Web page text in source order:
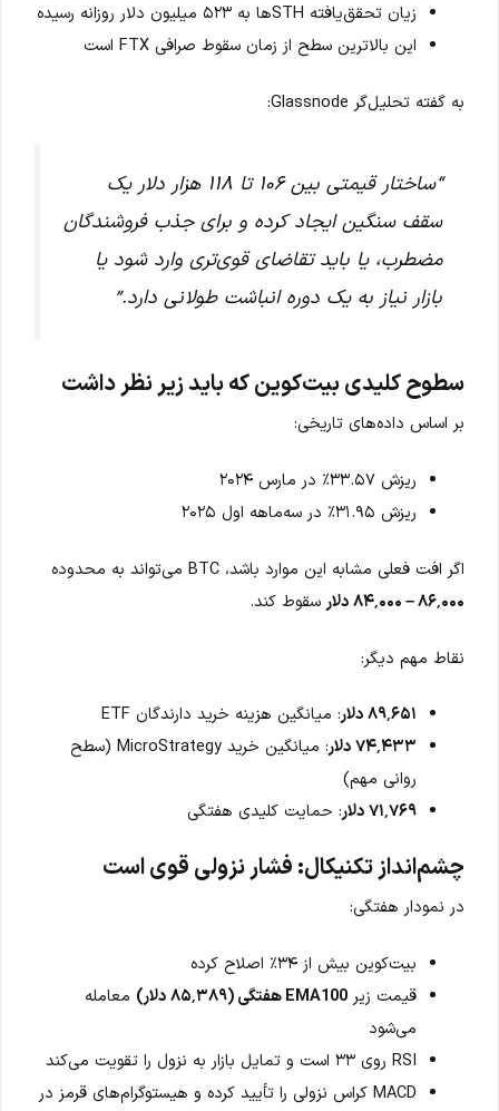
زیان تحقق‌یافته STHها به ۵۲۳ میلیون دلار روزانه رسیده
این بالاترین سطح از زمان سقوط صرافی FTX است
به گفته تحلیل‌گر Glassnode:
“ساختار قیمتی بین ۱۰۶ تا ۱۱۸ هزار دلار یک
سقف سنگین ایجاد کرده و برای جذب فروشندگان
مضطرب، یا باید تقاضای قوی‌تری وارد شود یا
بازار نیاز به یک دوره انباشت طولانی دارد.”
سطوح کلیدی بیت‌کوین که باید زیر نظر داشت
بر اساس داده‌های تاریخی:
ریزش ۳۳.۵۷٪ در مارس ۲۰۲۴
ریزش ۳۱.۹۵٪ در سه‌ماهه اول ۲۰۲۵
اگر افت فعلی مشابه این موارد باشد، BTC می‌تواند به محدوده
۸۶٬۰۰۰ – ۸۴٬۰۰۰ دلار
سقوط کند.
نقاط مهم دیگر:
۸۹٬۶۵۱ دلار
: میانگین هزینه خرید دارندگان ETF
۷۴٬۴۳۳ دلار
: میانگین خرید MicroStrategy (سطح
روانی مهم)
۷۱٬۷۶۹ دلار
: حمایت کلیدی هفتگی
چشم‌انداز تکنیکال: فشار نزولی قوی است
در نمودار هفتگی:
بیت‌کوین بیش از ۳۴٪ اصلاح کرده
قیمت زیرEMA100 هفتگی (۸۵٬۳۸۹ دلار)
معامله
می‌شود
RSI روی ۳۳ است و تمایل بازار به نزول را تقویت می‌کند
MACD کراس نزولی را تأیید کرده و هیستوگرام‌های قرمز در